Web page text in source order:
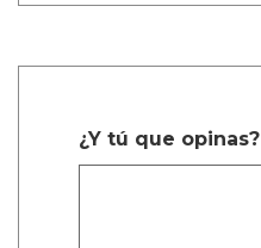
¿Y tú que opinas?